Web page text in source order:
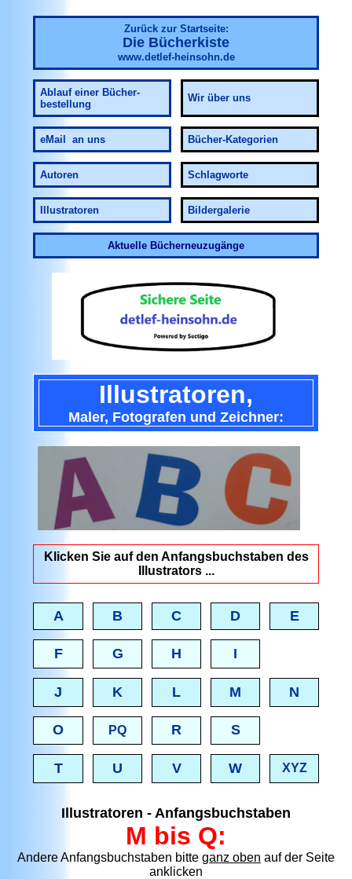
Zurück zur Startseite:
Die Bücherkiste
www.detlef-heinsohn.de
Ablauf einer Bücher-
bestellung
Wir über uns
eMail an uns Bücher-Kategorien
Autoren Schlagworte
Illustratoren Bildergalerie
Aktuelle Bücherneuzugänge
Illustratoren,
Maler, Fotografen und Zeichner:
Klicken Sie auf den Anfangsbuchstaben des
Illustrators ...
A B C D E
F G H I
J K L M N
O PQ R S
T U V W XYZ
Illustratoren - Anfangsbuchstaben
M bis Q:
Andere Anfangsbuchstaben bitte ganz oben auf der Seite
anklicken